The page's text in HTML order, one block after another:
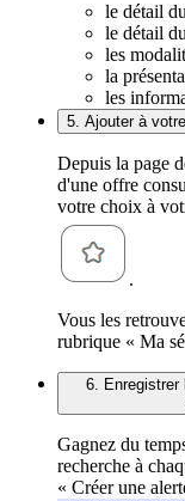
le détail
le détail
les
la
les
5. Ajouter à
Depuis la page
d'une offre
votre choix à
.
Vous les
rubrique « Ma
6. Enregistrer
Gagnez du
recherche à
« Créer une